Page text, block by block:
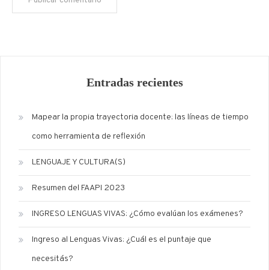
Entradas recientes
Mapear la propia trayectoria docente: las líneas de tiempo
como herramienta de reflexión
LENGUAJE Y CULTURA(S)
Resumen del FAAPI 2023
INGRESO LENGUAS VIVAS: ¿Cómo evalúan los exámenes?
Ingreso al Lenguas Vivas: ¿Cuál es el puntaje que
necesitás?